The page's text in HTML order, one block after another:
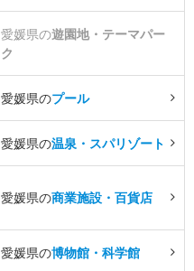
愛媛県の遊園地・テーマパー
ク
愛媛県のプール
愛媛県の温泉・スパリゾート
愛媛県の商業施設・百貨店
愛媛県の博物館・科学館